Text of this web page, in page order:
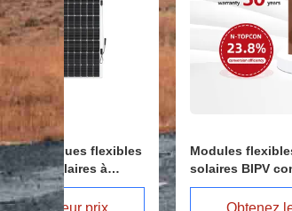
Modules flexibles de panneaux
solaires BIPV conçus pour les toits
de tuiles courbes et ondulées
Obtenez le meilleur prix